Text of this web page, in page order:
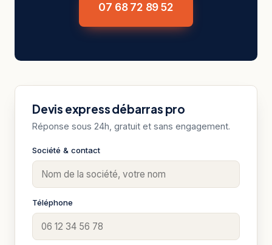
07 68 72 89 52
Devis express débarras pro
Réponse sous 24h, gratuit et sans engagement.
Société & contact
Téléphone